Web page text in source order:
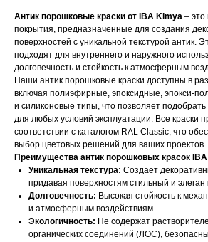
Антик порошковые краски от IBA Kimya – это
покрытия, предназначенные для создания
поверхностей с уникальной текстурой антик.
подходят для внутреннего и наружного
долговечность и стойкость к атмосферным
Наши антик порошковые краски доступны в
включая полиэфирные, эпоксидные, эпокси-
и силиконовые типы, что позволяет
для любых условий эксплуатации. Все краски
соответствии с каталогом RAL Classic, что
выбор цветовых решений для ваших проектов.
Преимущества антик порошковых красок
Уникальная текстура: Создает
придавая поверхностям стильный и
Долговечность: Высокая стойкость к
и атмосферным воздействиям.
Экологичность: Не содержат
органических соединений (ЛОС),